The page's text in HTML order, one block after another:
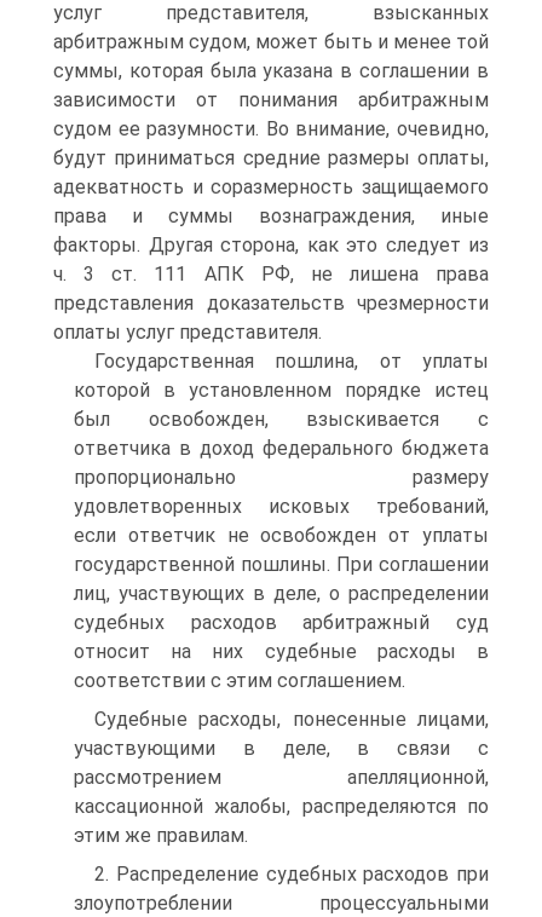
услуг представителя, взысканных
арбитражным судом, может быть и менее той
суммы, которая была указана в соглашении в
зависимости от понимания арбитражным
судом ее разумности. Во внимание, очевидно,
будут приниматься средние размеры оплаты,
адекватность и соразмерность защищаемого
права и суммы вознаграждения, иные
факторы. Другая сторона, как это следует из
ч. 3 ст. 111 АПК РФ, не лишена права
представления доказательств чрезмерности
оплаты услуг представителя.
Государственная пошлина, от уплаты
которой в установленном порядке истец
был освобожден, взыскивается с
ответчика в доход федерального бюджета
пропорционально размеру
удовлетворенных исковых требований,
если ответчик не освобожден от уплаты
государственной пошлины. При соглашении
лиц, участвующих в деле, о распределении
судебных расходов арбитражный суд
относит на них судебные расходы в
соответствии с этим соглашением.
Судебные расходы, понесенные лицами,
участвующими в деле, в связи с
рассмотрением апелляционной,
кассационной жалобы, распределяются по
этим же правилам.
2. Распределение судебных расходов при
злоупотреблении процессуальными